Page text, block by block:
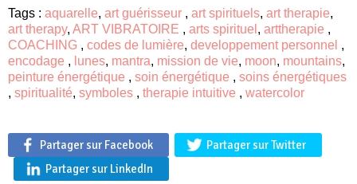
Tags : aquarelle, art guérisseur , art spirituels, art therapie,
art therapy, ART VIBRATOIRE , arts spirituel , arttherapie ,
COACHING , codes de lumière, developpement personnel ,
encodage , lunes, mantra, mission de vie, moon, mountains,
peinture énergétique , soin énergétique , soins énergétiques
, spiritualité, symboles , therapie intuitive , watercolor
Partager sur Facebook
Partager sur Twitter
Partager sur LinkedIn